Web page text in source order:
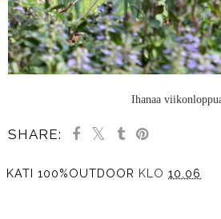
Ihanaa
SHARE:
KATI 100%OUTDOOR KLO 10.06